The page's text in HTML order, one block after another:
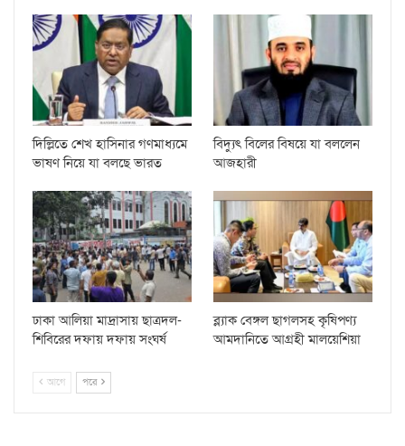
দিল্লিতে শেখ হাসিনার গণমাধ্যমে
ভাষণ নিয়ে যা বলছে ভারত
বিদ্যুৎ বিলের বিষয়ে যা বললেন
আজহারী
ঢাকা আলিয়া মাদ্রাসায় ছাত্রদল-
শিবিরের দফায় দফায় সংঘর্ষ
ব্ল্যাক বেঙ্গল ছাগলসহ কৃষিপণ্য
আমদানিতে আগ্রহী মালয়েশিয়া
আগে পরে